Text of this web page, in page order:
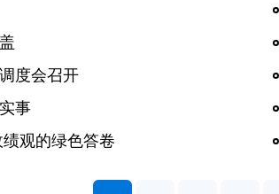
度会召开
事
观的绿色答卷